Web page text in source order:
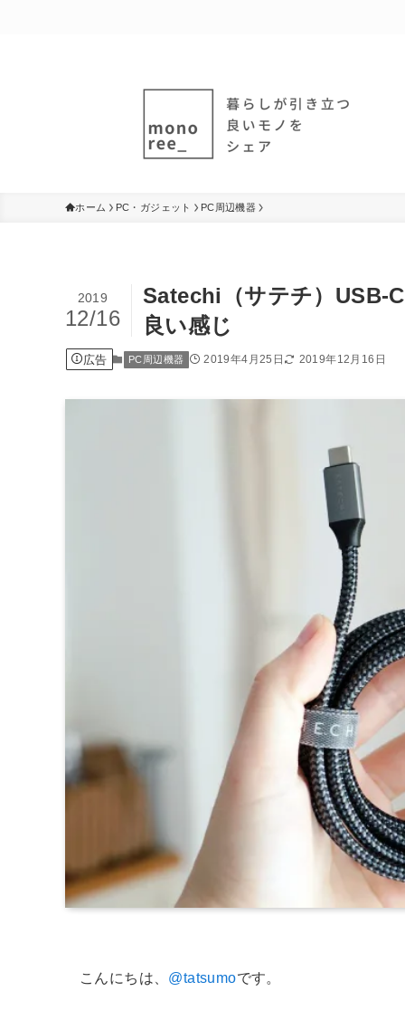
ホーム PC・ガジェット PC周辺機器
Satechi（サテチ）USB-
良い感じ
2019
12/16
広告 PC周辺機器 2019年4月25日 2019年12月16日
こんにちは、 @tatsumoです。